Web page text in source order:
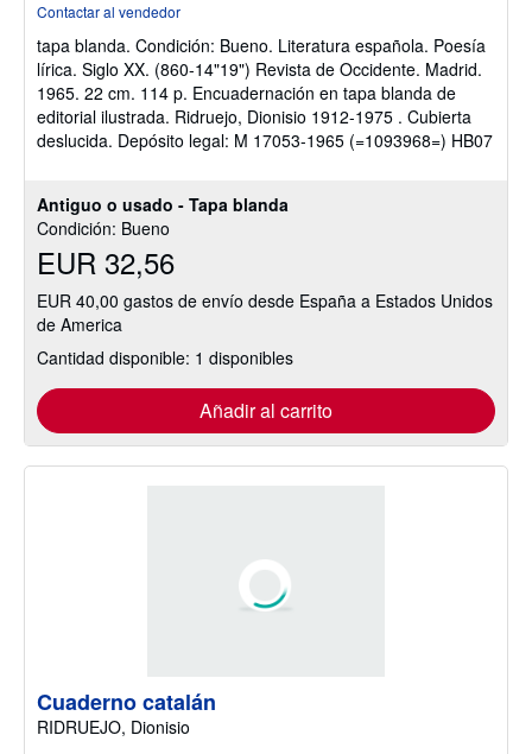
Antiguo o usado - Tapa blanda
Condición: Bueno
EUR 32,56
EUR 40,00 gastos de envío desde España a Estados Unidos
de America
Cantidad disponible: 1 disponibles
Añadir al carrito
5
de
5
estrellas
Contactar al vendedor
tapa blanda. Condición: Bueno. Literatura española. Poesía
lírica. Siglo XX. (860-14"19") Revista de Occidente. Madrid.
1965. 22 cm. 114 p. Encuadernación en tapa blanda de
editorial ilustrada. Ridruejo, Dionisio 1912-1975 . Cubierta
deslucida. Depósito legal: M 17053-1965 (=1093968=) HB07
Cuaderno catalán
RIDRUEJO, Dionisio